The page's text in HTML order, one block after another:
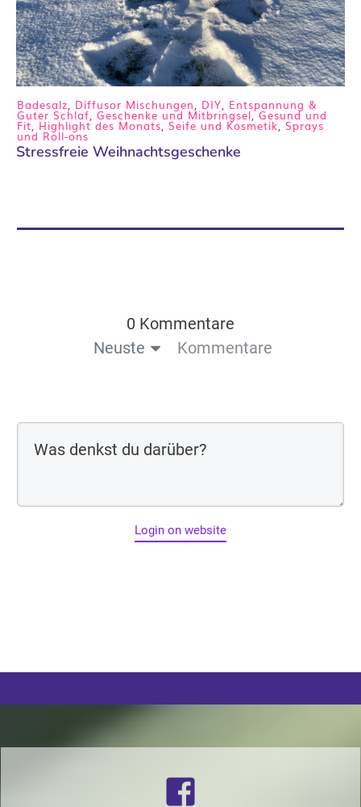
Badesalz Diffusor Mischungen DIY Entspannung &
Guter Schlaf Geschenke und Mitbringsel ,Gesund und
Fit Highlight des Monats Seife und Kosmetik Sprays
und Roll-ons
Stressfreie Weihnachtsgeschenke
0 Kommentare
Neuste
Kommentare
Login on website